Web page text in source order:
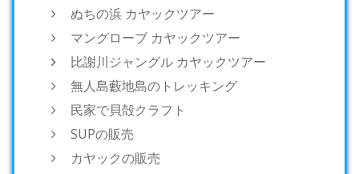
ぬちの浜 カヤックツアー
マングローブ カヤックツアー
比謝川ジャングル カヤックツアー
無人島藪地島のトレッキング
民家で貝殻クラフト
SUPの販売
カヤックの販売